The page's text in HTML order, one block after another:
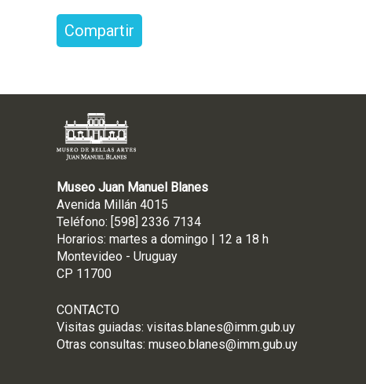
Compartir
Museo Juan Manuel Blanes
Avenida Millán 4015
Teléfono: [598] 2336 7134
Horarios: martes a domingo | 12 a 18 h
Montevideo - Uruguay
CP 11700
CONTACTO
Visitas guiadas: visitas.blanes@imm.gub.uy
Otras consultas: museo.blanes@imm.gub.uy